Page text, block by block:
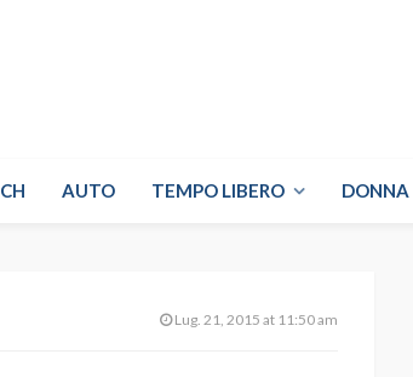
AUTO TEMPO LIBERO DONNA
Lug. 21, 2015 at 11:50 am